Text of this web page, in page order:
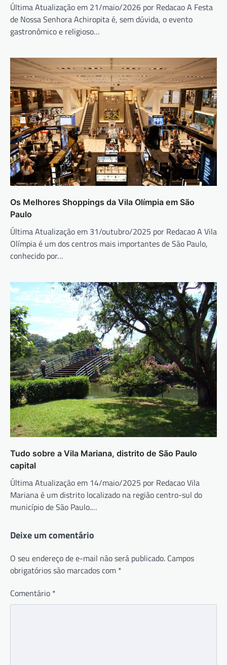
Última Atualização em 21/maio/2026 por Redacao A Festa
de Nossa Senhora Achiropita é, sem dúvida, o evento
gastronômico e religioso…
Os Melhores Shoppings da Vila Olímpia em São
Paulo
Última Atualização em 31/outubro/2025 por Redacao A Vila
Olímpia é um dos centros mais importantes de São Paulo,
conhecido por…
Tudo sobre a Vila Mariana, distrito de São Paulo
capital
Última Atualização em 14/maio/2025 por Redacao Vila
Mariana é um distrito localizado na região centro-sul do
município de São Paulo.…
Deixe um comentário
O seu endereço de e-mail não será publicado. Campos
obrigatórios são marcados com *
Comentário *